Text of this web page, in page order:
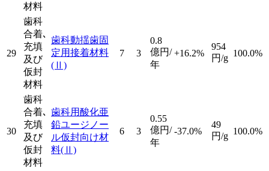
材料
29
歯科
合着､
充填
及び
仮封
材料
歯科動揺歯固
定用接着材料
(Ⅱ)
7 3
0.8
億円/
年
+16.2%
954
円/g 100.0%
30
歯科
合着､
充填
及び
仮封
材料
歯科用酸化亜
鉛ユージノー
ル仮封向け材
料(Ⅱ)
6 3
0.55
億円/
年
-37.0%
49
円/g 100.0%